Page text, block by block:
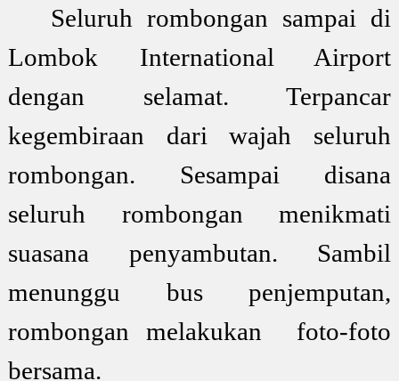
Seluruh rombongan sampai di
Lombok International Airport
dengan selamat. Terpancar
kegembiraan dari wajah seluruh
rombongan. Sesampai disana
seluruh rombongan menikmati
suasana penyambutan. Sambil
menunggu bus penjemputan,
rombongan melakukan
foto-foto
bersama.